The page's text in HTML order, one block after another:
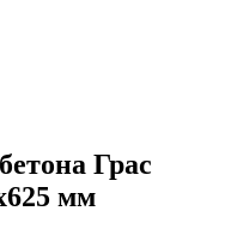
Грас
мм